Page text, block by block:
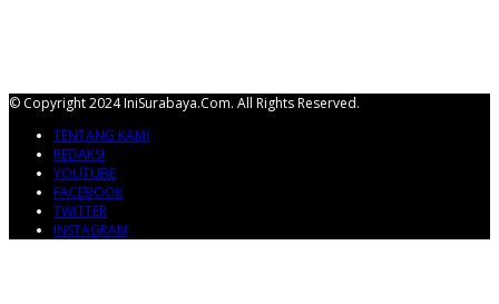
© Copyright 2024 IniSurabaya.com. All Rights Reserved.
TENTANG KAMI
REDAKSI
YOUTUBE
FACEBOOK
TWITTER
INSTAGRAM